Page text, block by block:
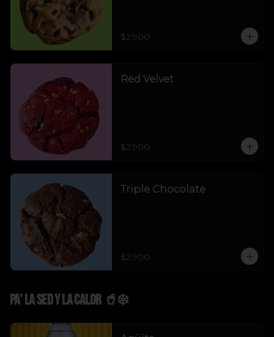
$2.900
Red Velvet
$2.900
Triple Chocolate
$2.900
Pa' La Sed y La Calor 🥤❄️